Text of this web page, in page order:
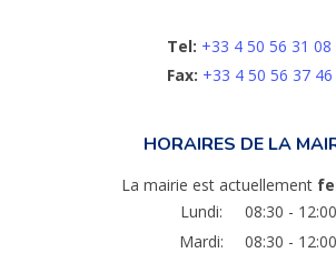
Tel: +33 4 50 56 31 08
Fax: +33 4 50 56 37 46
HORAIRES DE LA
La mairie est actuellement
Lundi:
08:30 - 12:00
Mardi:
08:30 - 12:00